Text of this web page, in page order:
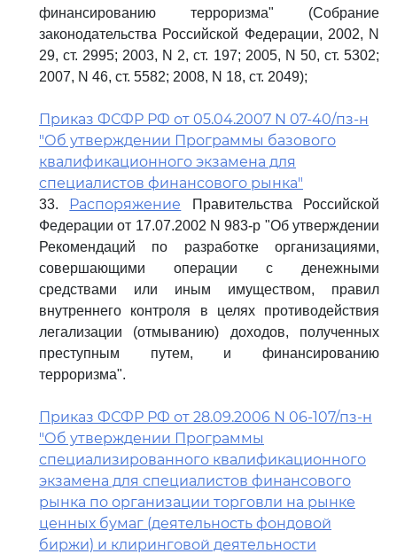
финансированию терроризма" (Собрание
законодательства Российской Федерации, 2002, N
29, ст. 2995; 2003, N 2, ст. 197; 2005, N 50, ст. 5302;
2007, N 46, ст. 5582; 2008, N 18, ст. 2049);
Приказ ФСФР РФ от 05.04.2007 N 07-40/пз-н
"Об утверждении Программы базового
квалификационного экзамена для
специалистов финансового рынка"
33. Распоряжение Правительства Российской
Федерации от 17.07.2002 N 983-р "Об утверждении
Рекомендаций по разработке организациями,
совершающими операции с денежными
средствами или иным имуществом, правил
внутреннего контроля в целях противодействия
легализации (отмыванию) доходов, полученных
преступным путем, и финансированию
терроризма".
Приказ ФСФР РФ от 28.09.2006 N 06-107/пз-н
"Об утверждении Программы
специализированного квалификационного
экзамена для специалистов финансового
рынка по организации торговли на рынке
ценных бумаг (деятельность фондовой
биржи) и клиринговой деятельности